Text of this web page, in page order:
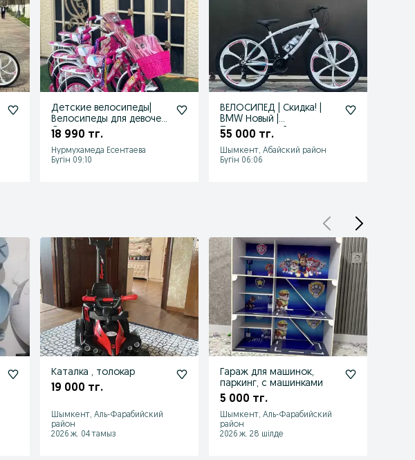
Детские велосипеды|
Велосипеды для девочек|
Оптом и в розницу
18 990 тг.
Нурмухамеда Есентаева
Бүгін 09:10
ВЕЛОСИПЕД | Скидка! |
BMW Новый |
Подростковый
55 000 тг.
Шымкент, Абайский район
Бүгін 06:06
Каталка , толокар
19 000 тг.
Шымкент, Аль-Фарабийский
район
2026 ж. 04 тамыз
Гараж для машинок,
паркинг, с машинками
5 000 тг.
Шымкент, Аль-Фарабийский
район
2026 ж. 28 шілде